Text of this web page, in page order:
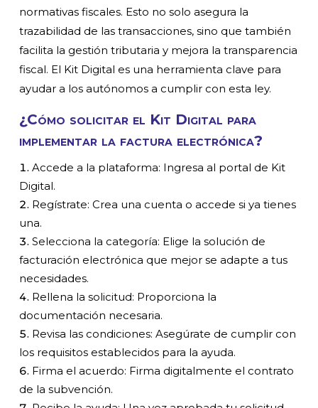
normativas fiscales. Esto no solo asegura la
trazabilidad de las transacciones, sino que también
facilita la gestión tributaria y mejora la transparencia
fiscal. El Kit Digital es una herramienta clave para
ayudar a los autónomos a cumplir con esta ley.
¿Cómo solicitar el Kit Digital para
implementar la factura electrónica?
Accede a la plataforma: Ingresa al portal de Kit
Digital.
Regístrate: Crea una cuenta o accede si ya tienes
una.
Selecciona la categoría: Elige la solución de
facturación electrónica que mejor se adapte a tus
necesidades.
Rellena la solicitud: Proporciona la
documentación necesaria.
Revisa las condiciones: Asegúrate de cumplir con
los requisitos establecidos para la ayuda.
Firma el acuerdo: Firma digitalmente el contrato
de la subvención.